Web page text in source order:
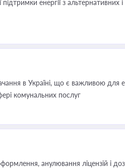
енергії з альтернативних
в Україні, що є важливою для
комунальних послуг
анулювання ліцензій і